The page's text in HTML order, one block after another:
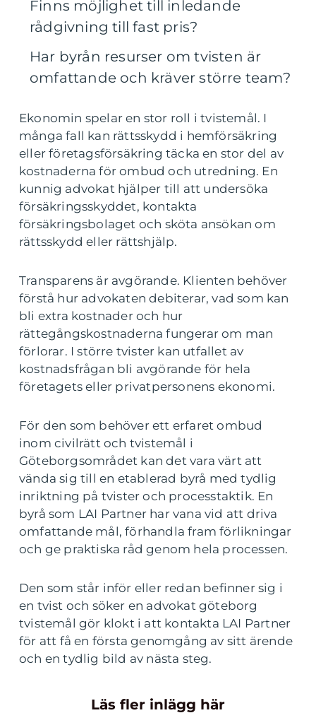
Finns möjlighet till inledande
rådgivning till fast pris?
Har byrån resurser om tvisten är
omfattande och kräver större team?
Ekonomin spelar en stor roll i tvistemål. I
många fall kan rättsskydd i hemförsäkring
eller företagsförsäkring täcka en stor del av
kostnaderna för ombud och utredning. En
kunnig advokat hjälper till att undersöka
försäkringsskyddet, kontakta
försäkringsbolaget och sköta ansökan om
rättsskydd eller rättshjälp.
Transparens är avgörande. Klienten behöver
förstå hur advokaten debiterar, vad som kan
bli extra kostnader och hur
rättegångskostnaderna fungerar om man
förlorar. I större tvister kan utfallet av
kostnadsfrågan bli avgörande för hela
företagets eller privatpersonens ekonomi.
För den som behöver ett erfaret ombud
inom civilrätt och tvistemål i
Göteborgsområdet kan det vara värt att
vända sig till en etablerad byrå med tydlig
inriktning på tvister och processtaktik. En
byrå som LAI Partner har vana vid att driva
omfattande mål, förhandla fram förlikningar
och ge praktiska råd genom hela processen.
Den som står inför eller redan befinner sig i
en tvist och söker en advokat göteborg
tvistemål gör klokt i att kontakta LAI Partner
för att få en första genomgång av sitt ärende
och en tydlig bild av nästa steg.
Läs fler inlägg här